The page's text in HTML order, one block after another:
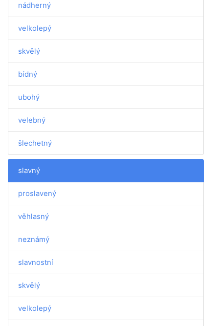
nádherný
velkolepý
skvělý
bídný
ubohý
velebný
šlechetný
slavný
proslavený
věhlasný
neznámý
slavnostní
skvělý
velkolepý